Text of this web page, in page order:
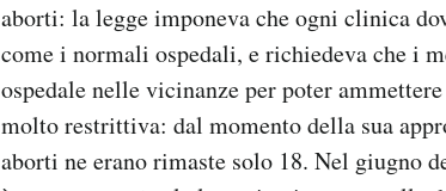
aborti: la legge imponeva che ogni clinica
come i normali ospedali, e richiedeva che i
ospedale nelle vicinanze per poter
molto restrittiva: dal momento della sua
aborti ne erano rimaste solo 18. Nel giugno